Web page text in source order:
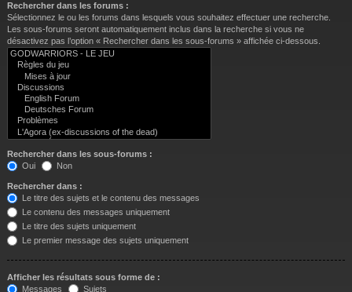
Rechercher dans les forums :
Sélectionnez le ou les forums dans lesquels vous souhaitez effectuer une recherche.
Les sous-forums seront automatiquement inclus dans la recherche si vous ne
désactivez pas l’option « Rechercher dans les sous-forums » affichée ci-dessous.
Rechercher dans les sous-forums :
Oui
Non
Rechercher dans :
Le titre des sujets et le contenu des messages
Le contenu des messages uniquement
Le titre des sujets uniquement
Le premier message des sujets uniquement
Afficher les résultats sous forme de :
Messages
Sujets